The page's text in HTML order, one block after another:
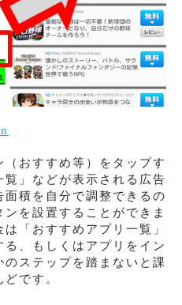
おすすめ等）をタップす
」などが表示される広告
積を自分で調整できるの
を設置することができま
「おすすめアプリ一覧」
、もしくはアプリをイン
ステップを踏まないと課
です。